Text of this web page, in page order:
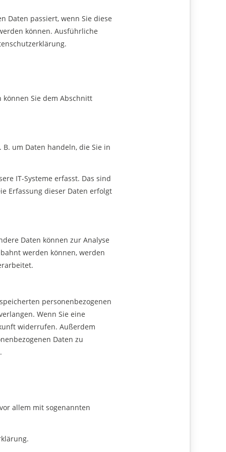
Daten passiert, wenn Sie diese
können. Ausführliche
Sie dem Abschnitt
um Daten handeln, die Sie in
IT-Systeme erfasst. Das sind
Erfassung dieser Daten erfolgt
Daten können zur Analyse
werden können, werden
personenbezogenen
Wenn Sie eine
widerrufen. Außerdem
Daten zu
allem mit sogenannten